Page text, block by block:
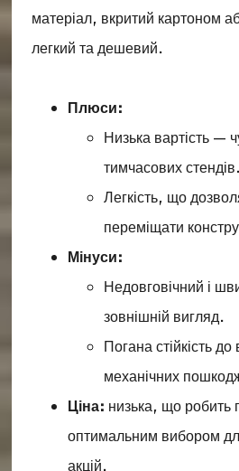
матеріал, вкритий картоном
легкий та дешевий.
Плюси:
Низька вартість —
тимчасових стендів.
Легкість, що
переміщати
Мінуси:
Недовговічний і
зовнішній вигляд.
Погана стійкість
механічних
Ціна: низька, що робить
оптимальним вибором
акцій.